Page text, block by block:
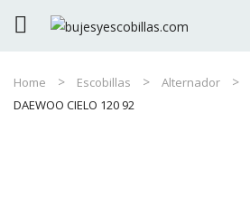
Home Escobillas Alternador
DAEWOO CIELO 120 92